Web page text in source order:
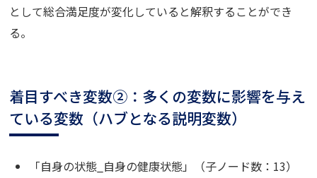
として総合満足度が変化していると解釈することができ
る。
着目すべき変数②：多くの変数に影響を与え
ている変数（ハブとなる説明変数）
「自身の状態_自身の健康状態」（子ノード数：13）